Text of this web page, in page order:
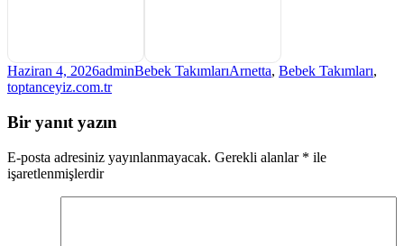
Yayın
tarihi
Haziran 4, 2026Yazar
adminKategoriler
Bebek TakımlarıEtiketler
Arnetta, Bebek Takımları,
toptanceyiz.com.tr
Bir yanıt yazın
E-posta adresiniz yayınlanmayacak. Gerekli alanlar * ile
işaretlenmişlerdir